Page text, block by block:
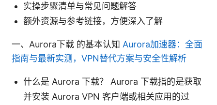
实操步骤清单与常见问题解答
额外资源与参考链接，方便深入了解
一、Aurora下载 的基本认知 Aurora加速器：全面
指南与最新实测，VPN替代方案与安全性解析
什么是 Aurora 下载？ Aurora 下载指的是获取
并安装 Aurora VPN 客户端或相关应用的过